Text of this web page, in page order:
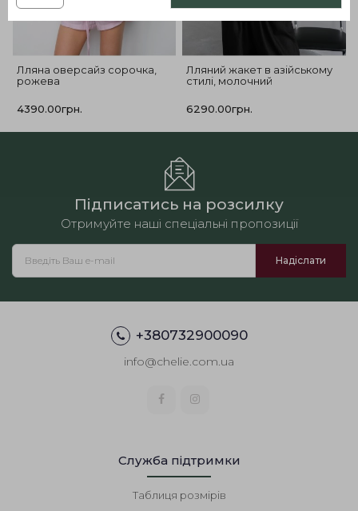
Лляна оверсайз сорочка,
рожева
4390.00грн.
Лляний жакет в азійському
стилі, молочний
6290.00грн.
Підписатись на розсилку
Отримуйте наші спеціальні пропозиції
+380732900090
info@chelie.com.ua
Служба підтримки
Таблиця розмірів